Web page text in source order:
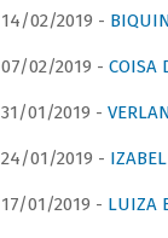
14/02/2019 -
07/02/2019 -
31/01/2019 -
24/01/2019 -
17/01/2019 - LUIZA